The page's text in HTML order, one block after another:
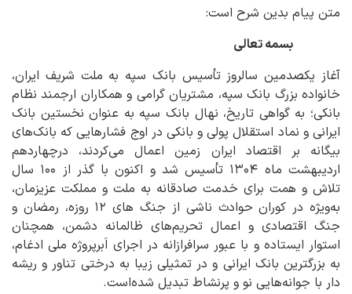
متن پیام بدین شرح است:
بسمه تعالی
آغاز یکصدمین سالروز تأسیس بانک سپه به ملت شریف ایران،
خانواده بزرگ بانک سپه، مشتریان گرامی و همکاران ارجمند نظام
بانکی؛ به گواهی تاریخ، نهال بانک سپه به عنوان نخستین بانک
ایرانی و نماد استقلال پولی و بانکی در اوج فشارهایی که بانک‌های
بیگانه بر اقتصاد ایران زمین اعمال می‌کردند، درچهاردهم
اردیبهشت ماه ۱۳۰۴ تأسیس شد و اکنون با گذر از ۱۰۰ سال
تلاش و همت برای خدمت صادقانه به ملت و مملکت عزیزمان،
به‌ویژه در کوران حوادث ناشی از جنگ های ۱۲ روزه، رمضان و
جنگ اقتصادی و اعمال تحریم‌های ظالمانه دشمن، همچنان
استوار ایستاده و با عبور سرافرازانه در اجرای اَبرپروژه ملی ادغام،
به بزرگترین بانک ایرانی و در تمثیلی زیبا به درختی تناور و ریشه
دار با جوانه‌هایی نو و پرنشاط تبدیل شده‌است.